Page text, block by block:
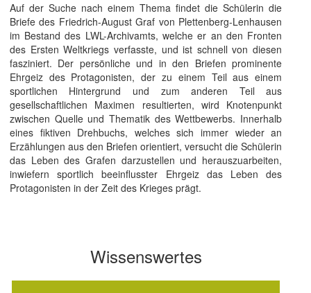
Auf der Suche nach einem Thema findet die Schülerin die
Briefe des Friedrich-August Graf von Plettenberg-Lenhausen
im Bestand des LWL-Archivamts, welche er an den Fronten
des Ersten Weltkriegs verfasste, und ist schnell von diesen
fasziniert. Der persönliche und in den Briefen prominente
Ehrgeiz des Protagonisten, der zu einem Teil aus einem
sportlichen Hintergrund und zum anderen Teil aus
gesellschaftlichen Maximen resultierten, wird Knotenpunkt
zwischen Quelle und Thematik des Wettbewerbs. Innerhalb
eines fiktiven Drehbuchs, welches sich immer wieder an
Erzählungen aus den Briefen orientiert, versucht die Schülerin
das Leben des Grafen darzustellen und herauszuarbeiten,
inwiefern sportlich beeinflusster Ehrgeiz das Leben des
Protagonisten in der Zeit des Krieges prägt.
Wissenswertes